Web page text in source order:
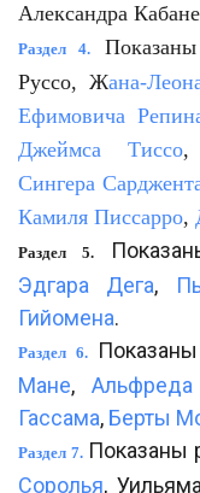
Александра
Раздел 4.
Руссо, Жана-
Ефимовича
Джеймса Тиссо
Сингера
Камиля Писсарро,
Раздел 5.
Эдгара Дега,
Гийомена.
Раздел 6.Показаны
Мане,
Гассама, Берты
Раздел 7.Показаны
Соролья,